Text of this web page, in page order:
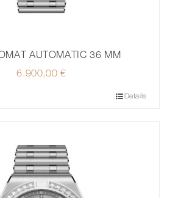
AUTOMATIC 36 MM
6.900,00€
Details